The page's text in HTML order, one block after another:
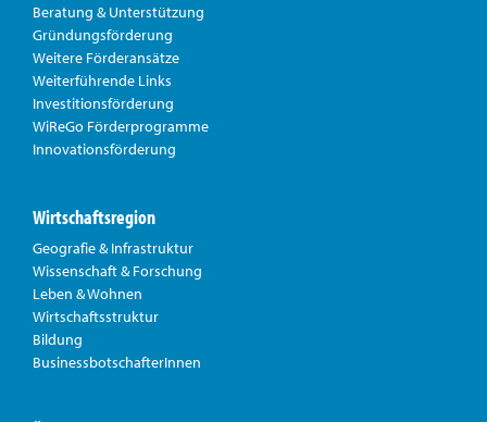
Beratung & Unterstützung
Gründungsförderung
Weitere Förderansätze
Weiterführende Links
Investitionsförderung
WiReGo Förderprogramme
Innovationsförderung
Wirtschaftsregion
Geografie & Infrastruktur
Wissenschaft & Forschung
Leben & Wohnen
Wirtschaftsstruktur
Bildung
BusinessbotschafterInnen